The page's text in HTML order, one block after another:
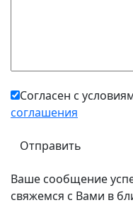
Согласен с
соглашения
Ваше сообщение
свяжемся с Вами в